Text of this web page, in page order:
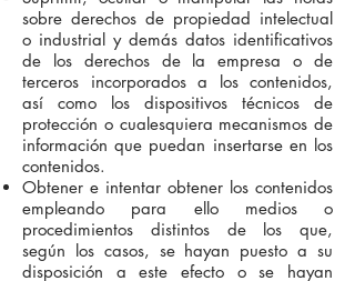
sobre derechos de propiedad intelectual
o industrial y demás datos identificativos
de los derechos de la empresa o de
terceros incorporados a los contenidos,
así como los dispositivos técnicos de
protección o cualesquiera mecanismos de
información que puedan insertarse en los
contenidos.
Obtener e intentar obtener los contenidos
empleando para ello medios o
procedimientos distintos de los que,
según los casos, se hayan puesto a su
disposición a este efecto o se hayan